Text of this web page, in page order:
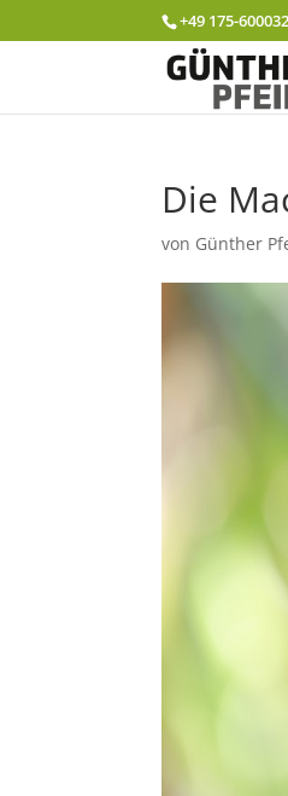
+49 175-
Die
von Günther